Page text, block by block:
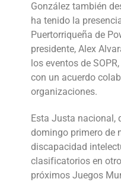
González también
ha tenido la
Puertorriqueña de
presidente, Alex
los eventos de
con un acuerdo
organizaciones.
Esta Justa nacional,
domingo primero de
discapacidad
clasificatorios en
próximos Juegos